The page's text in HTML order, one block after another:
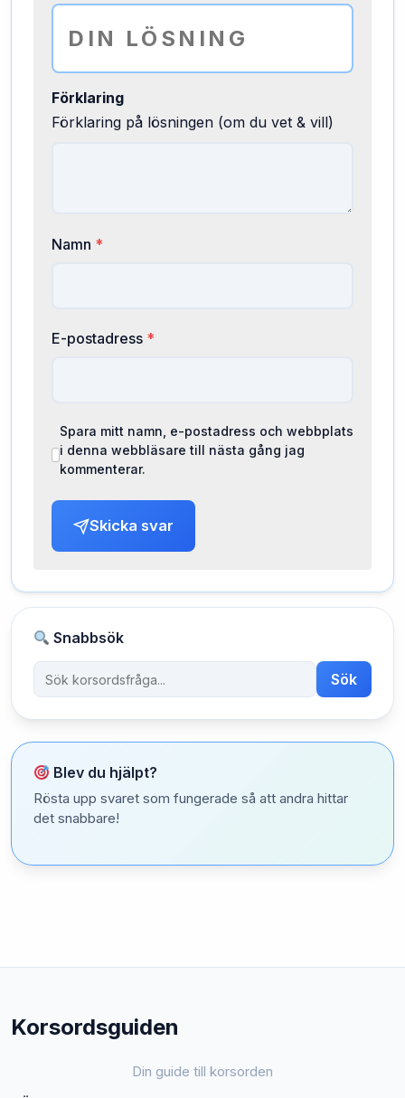
Förklaring
Förklaring på lösningen (om du vet & vill)
Namn *
E-postadress *
Spara mitt namn, e-postadress och webbplats
i denna webbläsare till nästa gång jag
kommenterar.
Skicka svar
Snabbsök
Sök
Blev du hjälpt?
Rösta upp svaret som fungerade så att andra hittar
det snabbare!
Korsordsguiden
Din guide till korsorden